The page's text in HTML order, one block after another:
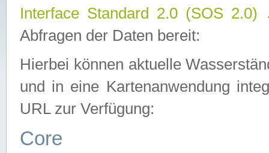
Interface Standard 2.0 (SOS 2.0)
Abfragen der Daten bereit:
Hierbei können aktuelle
und in eine Kartenanwendung
URL zur Verfügung:
Core